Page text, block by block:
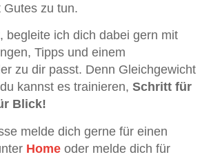
Gutes zu tun.
begleite ich dich dabei gern mit
Tipps und einem
zu dir passt. Denn Gleichgewicht
kannst es trainieren, Schritt für
Blick!
melde dich gerne für einen
Home oder melde dich für